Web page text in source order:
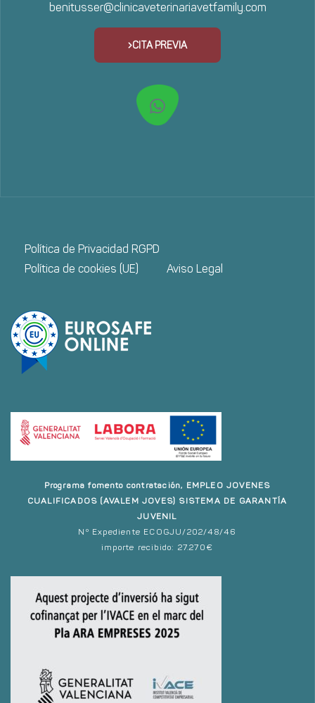
benitusser@clinicaveterinariavetfamily.com
CITA PREVIA
Política de Privacidad RGPD
Política de cookies (UE)
Aviso Legal
Programa fomento contratación, EMPLEO JOVENES
CUALIFICADOS (AVALEM JOVES) SISTEMA DE GARANTÍA
JUVENIL
Nº Expediente ECOGJU/202/48/46
importe recibido: 27.270€